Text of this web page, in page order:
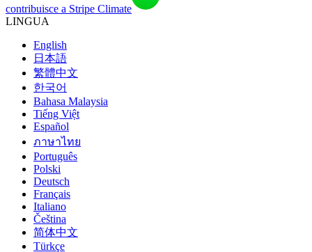
contribuisce a Stripe Climate
LINGUA
English
日本語
繁體中文
한국어
Bahasa Malaysia
Tiếng Việt
Español
ภาษาไทย
Português
Polski
Deutsch
Français
Italiano
Čeština
简体中文
Türkçe